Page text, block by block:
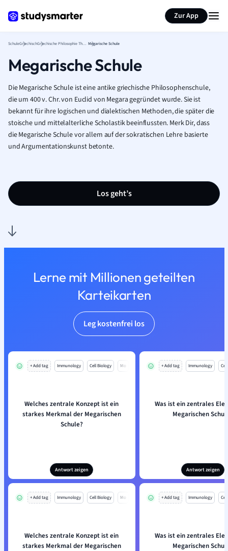
Zur App
SchuleGriechisch Griechische Philosophie Theorie Megarische Schule
Megarische Schule
Die Megarische Schule ist eine antike griechische Philosophenschule,
die um 400 v. Chr. von Euclid von Megara gegründet wurde. Sie ist
bekannt für ihre logischen und dialektischen Methoden, die später die
stoische und mittelalterliche Scholastik beeinflussten. Merk Dir, dass
die Megarische Schule vor allem auf der sokratischen Lehre basierte
und Argumentationskunst betonte.
Los geht’s
Lerne mit Millionen geteilten
Karteikarten
Leg kostenfrei los
+ Add tag Immunology Cell Biology Mo
Welches zentrale Konzept ist ein
starkes Merkmal der Megarischen
Schule?
Antwort zeigen
+ Add tag Immunology
Was ist ein zentrales
Megarischen
Antwort zeigen
+ Add tag Immunology Cell Biology Mo
Welches zentrale Konzept ist ein
starkes Merkmal der Megarischen
+ Add tag Immunology
Was ist ein zentrales
Megarischen
Seite zusammenfassen